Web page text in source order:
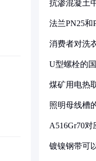
抗渗混凝土
法兰PN25和
消费者对洗
U型螺栓的
煤矿用电热
照明母线槽
A516Gr70
镀镍钢带可